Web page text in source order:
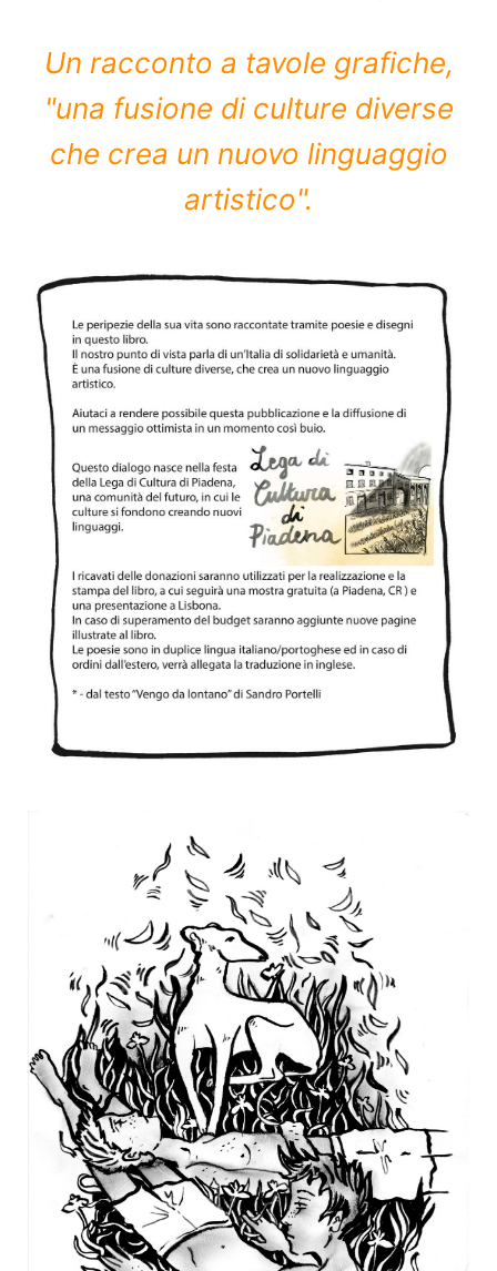
Un racconto a tavole grafiche,
"una fusione di culture diverse
che crea un nuovo linguaggio
artistico".